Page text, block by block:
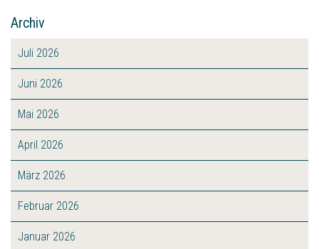
Archiv
Juli 2026
Juni 2026
Mai 2026
April 2026
März 2026
Februar 2026
Januar 2026